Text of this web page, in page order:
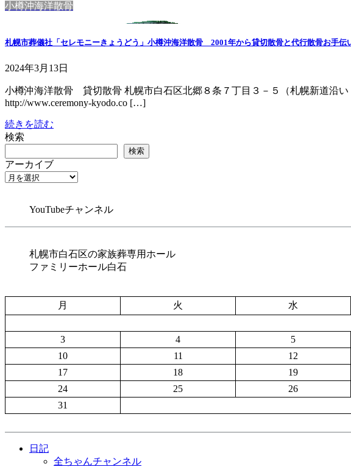
小樽沖海洋散骨
札幌市葬儀社「セレモニーきょうどう」小樽沖海洋散骨 2001年から貸切散骨と代行散骨お手伝
2024年3月13日
小樽沖海洋散骨 貸切散骨 札幌市白石区北郷８条７丁目３－５（札幌新道沿
http://www.ceremony-kyodo.co […]
続きを読む
検索
検索
アーカイブ
YouTubeチャンネル
札幌市白石区の家族葬専用ホール
ファミリーホール白石
月
火 水
3
4 5
10
11 12
17
18 19
24
25 26
31
日記
全ちゃんチャンネル